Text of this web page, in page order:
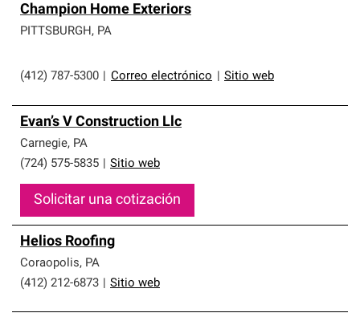
Champion Home Exteriors
PITTSBURGH, PA
(412) 787-5300 Correo electrónico Sitio web
Evan’s V Construction Llc
Carnegie, PA
(724) 575-5835
Sitio web
Solicitar una cotización
Helios Roofing
Coraopolis, PA
(412) 212-6873
Sitio web